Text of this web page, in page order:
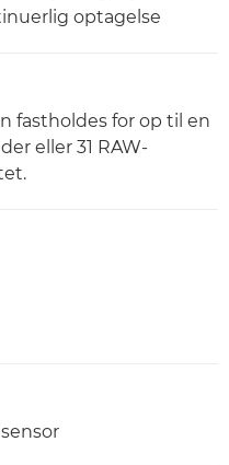
optagelse
fastholdes for op til en
eller 31 RAW-